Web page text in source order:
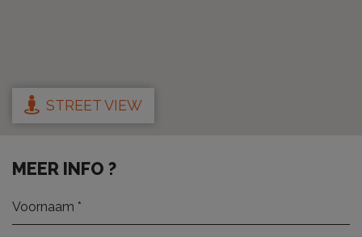
STREET VIEW
MEER INFO ?